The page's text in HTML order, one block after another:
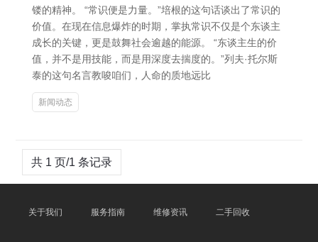
镂的精神。 “常识便是力量。”培根的这句话谈出了常识的
价值。在现在信息爆炸的时期，掌执常识不仅是个东谈主
成长的关键，更是鼓舞社会逾越的能源。 “东谈主生的价
值，并不是用技能，而是用深度去揣度的。”列夫·托尔斯
泰的这句名言教唆咱们，人命的质地远比
新闻动态
共 1 页/1 条记录
关于我们 服务指南 维修资讯 二手回收